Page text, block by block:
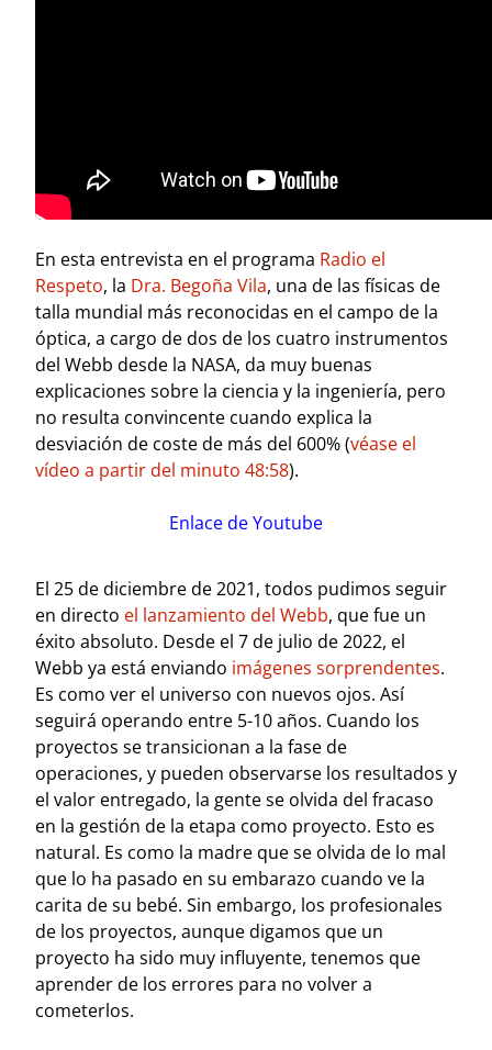
En esta entrevista en el programa Radio el
Respeto, la Dra. Begoña Vila, una de las físicas de
talla mundial más reconocidas en el campo de la
óptica, a cargo de dos de los cuatro instrumentos
del Webb desde la NASA, da muy buenas
explicaciones sobre la ciencia y la ingeniería, pero
no resulta convincente cuando explica la
desviación de coste de más del 600% (véase el
vídeo a partir del minuto 48:58).
Enlace de Youtube
El 25 de diciembre de 2021, todos pudimos seguir
en directo el lanzamiento del Webb, que fue un
éxito absoluto. Desde el 7 de julio de 2022, el
Webb ya está enviando imágenes sorprendentes.
Es como ver el universo con nuevos ojos. Así
seguirá operando entre 5-10 años. Cuando los
proyectos se transicionan a la fase de
operaciones, y pueden observarse los resultados y
el valor entregado, la gente se olvida del fracaso
en la gestión de la etapa como proyecto. Esto es
natural. Es como la madre que se olvida de lo mal
que lo ha pasado en su embarazo cuando ve la
carita de su bebé. Sin embargo, los profesionales
de los proyectos, aunque digamos que un
proyecto ha sido muy influyente, tenemos que
aprender de los errores para no volver a
cometerlos.